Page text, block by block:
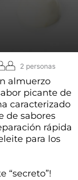
2 personas
almuerzo
picante de
caracterizado
de sabores
rápida
para los
“secreto”!